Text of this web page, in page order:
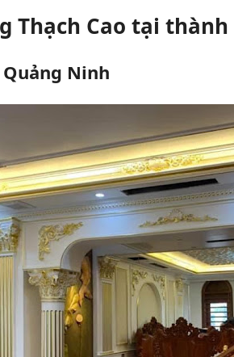
Thạch Cao tại
Quảng Ninh